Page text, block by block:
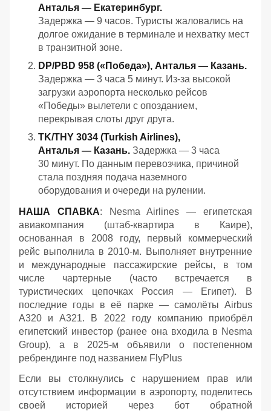
Анталья — Екатеринбург.
Задержка — 9 часов. Туристы жаловались на
долгое ожидание в терминале и нехватку мест
в транзитной зоне.
DP/PBD 958 («Победа»), Анталья — Казань.
Задержка — 3 часа 5 минут. Из‑за высокой
загрузки аэропорта несколько рейсов
«Победы» вылетели с опозданием,
перекрывая слоты друг друга.
TK/THY 3034 (Turkish Airlines),
Анталья — Казань. Задержка — 3 часа
30 минут. По данным перевозчика, причиной
стала поздняя подача наземного
оборудования и очереди на рулении.
НАША СПАВКА: Nesma Airlines — египетская
авиакомпания (штаб-квартира в Каире),
основанная в 2008 году, первый коммерческий
рейс выполнила в 2010-м. Выполняет внутренние
и международные пассажирские рейсы, в том
числе чартерные (часто встречается в
туристических цепочках Россия — Египет). В
последние годы в её парке — самолёты Airbus
A320 и A321. В 2022 году компанию приобрёл
египетский инвестор (ранее она входила в Nesma
Group), а в 2025-м объявили о постепенном
ребрендинге под названием FlyPlus
Если вы столкнулись с нарушением прав или
отсутствием информации в аэропорту, поделитесь
своей историей через бот обратной